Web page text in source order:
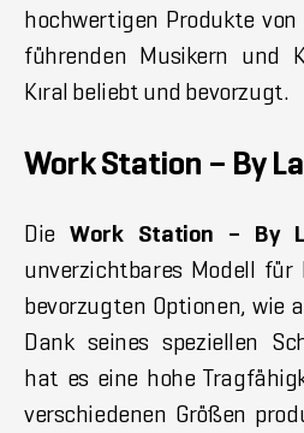
hochwertigen Produkte
führenden Musikern und
Kıral beliebt und bevorzugt.
Work Station – By
DieWork Station – By
unverzichtbares Modell
bevorzugten Optionen, wie
Dank seines speziellen
hat es eine hohe
verschiedenen Größen